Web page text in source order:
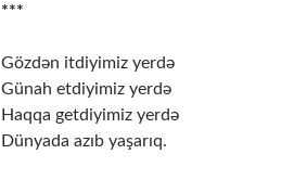
***
Gözdən itdiyimiz yerdə
Günah etdiyimiz yerdə
Haqqa getdiyimiz yerdə
Dünyada azıb yaşarıq.